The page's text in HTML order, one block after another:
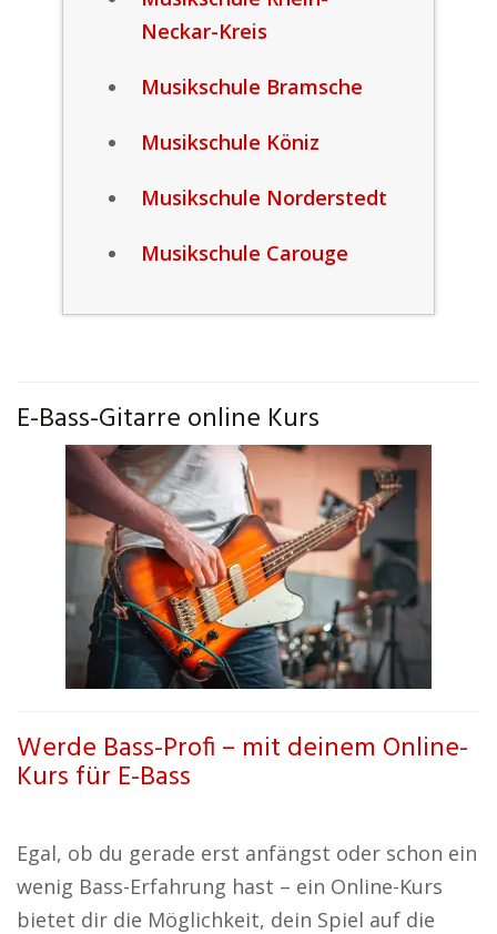
Neckar-Kreis
Musikschule Bramsche
Musikschule Köniz
Musikschule Norderstedt
Musikschule Carouge
E-Bass-Gitarre online Kurs
Werde Bass-Profi – mit deinem Online-
Kurs für E-Bass
Egal, ob du gerade erst anfängst oder schon ein
wenig Bass-Erfahrung hast – ein Online-Kurs
bietet dir die Möglichkeit, dein Spiel auf die